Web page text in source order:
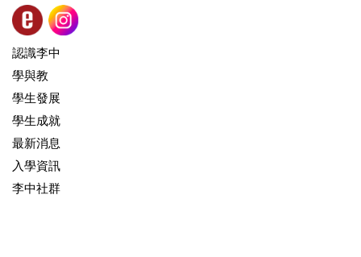
認識李中
學與教
學生發展
學生成就
最新消息
入學資訊
李中社群